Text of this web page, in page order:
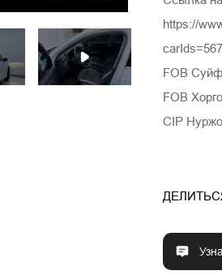
https://
FOB
FOB
CIP